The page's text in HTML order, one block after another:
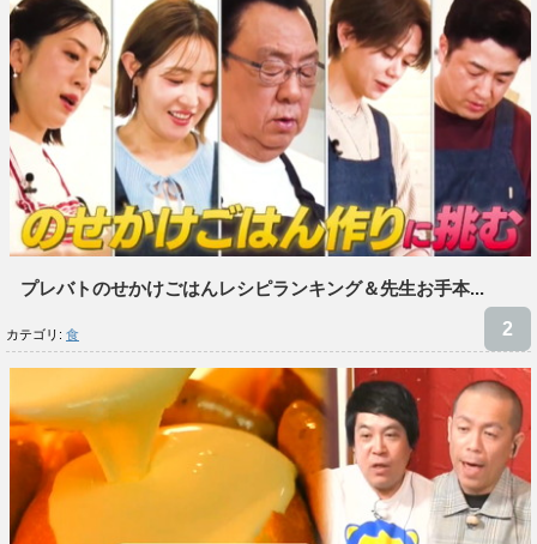
プレバトのせかけごはんレシピランキング＆先生お手本...
カテゴリ: 食